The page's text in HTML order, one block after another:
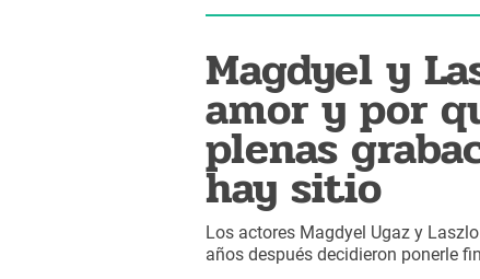
Magdyel y
amor y por
plenas
hay sitio
Los actores Magdyel Ugaz y
años después decidieron ponerle